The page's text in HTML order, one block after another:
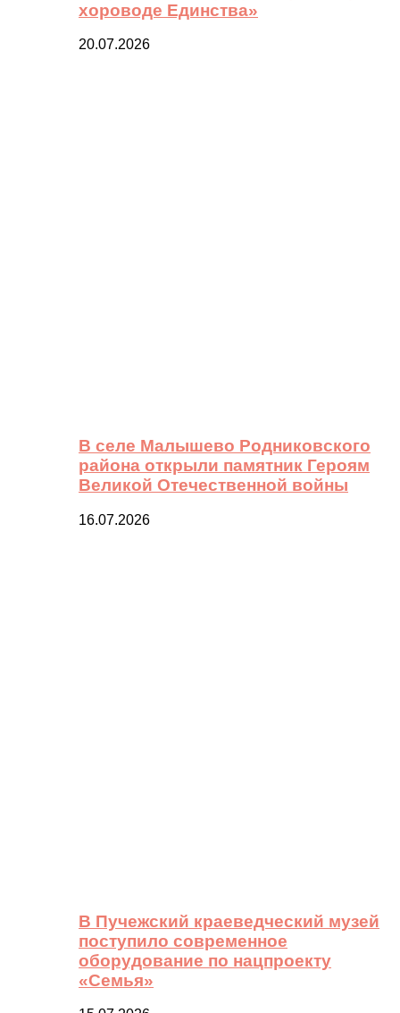
хороводе Единства»
20.07.2026
В селе Малышево Родниковского
района открыли памятник Героям
Великой Отечественной войны
16.07.2026
В Пучежский краеведческий музей
поступило современное
оборудование по нацпроекту
«Семья»